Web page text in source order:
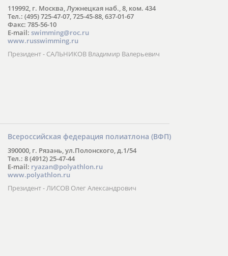
119992, г. Москва, Лужнецкая наб., 8, ком. 434
Тел.: (495) 725-47-07, 725-45-88, 637-01-67
Факс: 785-56-10
E-mail: swimming@roc.ru
www.russwimming.ru
Президент - САЛЬНИКОВ Владимир Валерьевич
Всероссийская федерация полиатлона (ВФП)
390000, г. Рязань, ул.Полонского, д.1/54
Тел.: 8 (4912) 25-47-44
E-mail: ryazan@polyathlon.ru
www.polyathlon.ru
Президент - ЛИСОВ Олег Александрович